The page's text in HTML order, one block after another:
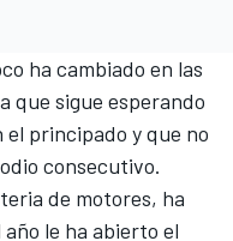
ha cambiado en las
que sigue esperando
principado y que no
consecutivo.
de motores, ha
le ha abierto el